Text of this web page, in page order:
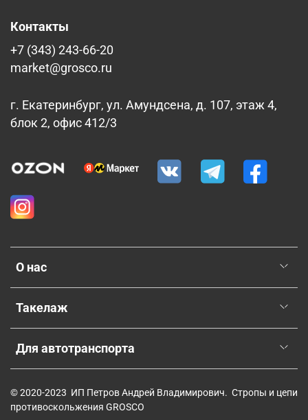
О нас
Такелаж
Для автотранспорта
Контакты
+7 (343) 243-66-20
market@grosco.ru
г. Екатеринбург, ул. Амундсена, д. 107, этаж 4,
блок 2, офис 412/3
© 2020-2023 ИП Петров Андрей Владимирович. Стропы и цепи
противоскольжения GROSCO